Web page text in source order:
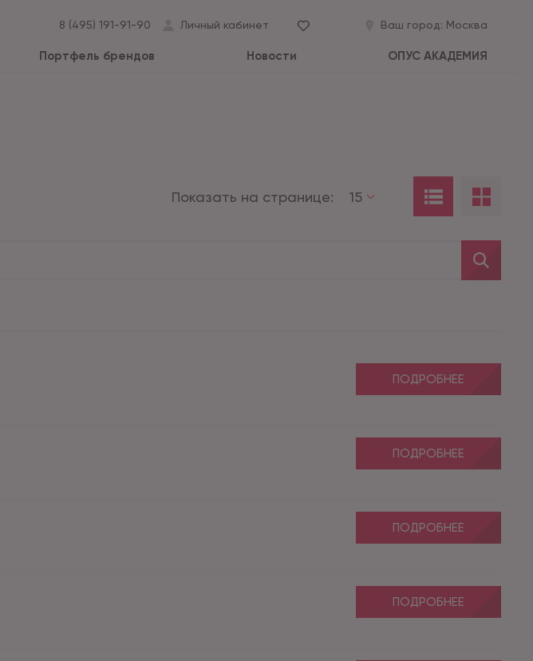
8 (495) 191-91-90 Личный кабинет Ваш город: Москва
Портфель брендов Новости ОПУС АКАДЕМИЯ
Показать на странице: 15
ПОДРОБНЕЕ
ПОДРОБНЕЕ
ПОДРОБНЕЕ
ПОДРОБНЕЕ